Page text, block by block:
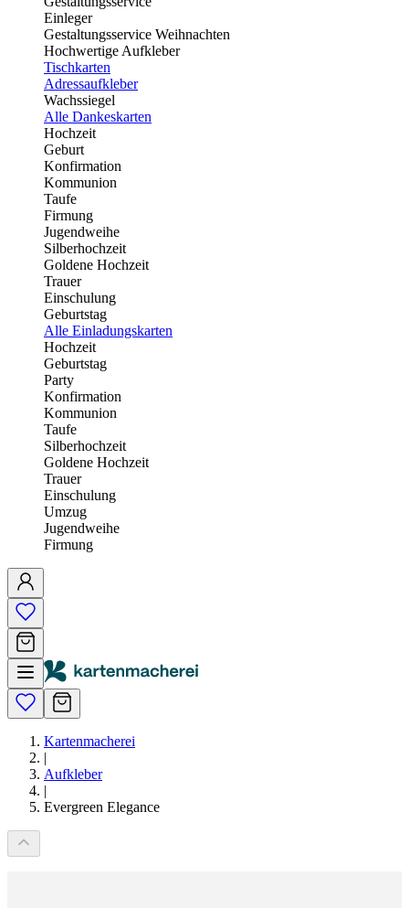
Einleger
Gestaltungsservice Weihnachten
Hochwertige Aufkleber
Tischkarten
Adressaufkleber
Wachssiegel
Alle Dankeskarten
Hochzeit
Geburt
Konfirmation
Kommunion
Taufe
Firmung
Jugendweihe
Silberhochzeit
Goldene Hochzeit
Trauer
Einschulung
Geburtstag
Alle Einladungskarten
Hochzeit
Geburtstag
Party
Konfirmation
Kommunion
Taufe
Silberhochzeit
Goldene Hochzeit
Trauer
Einschulung
Umzug
Jugendweihe
Firmung
Kartenmacherei
|
Aufkleber
|
Evergreen Elegance